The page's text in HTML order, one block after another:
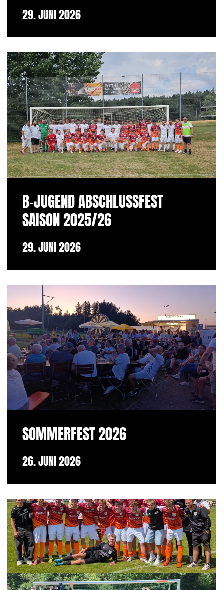
29. JUNI 2026
B-JUGEND ABSCHLUSSFEST
SAISON 2025/26
29. JUNI 2026
SOMMERFEST 2026
26. JUNI 2026